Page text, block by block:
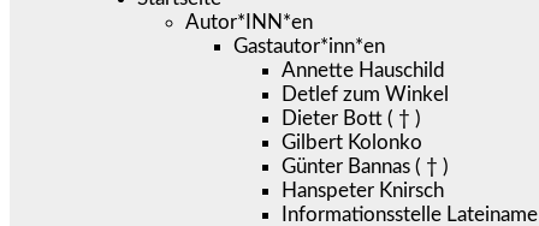
Autor*INN*en
Gastautor*inn*en
Annette Hauschild
Detlef zum Winkel
Dieter Bott ( † )
Gilbert Kolonko
Günter Bannas ( † )
Hanspeter Knirsch
Informationsstelle